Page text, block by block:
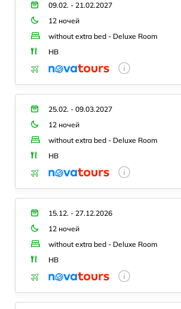
09.02. - 21.02.2027
12 ночей
without extra bed - Deluxe Room
HB
25.02. - 09.03.2027
12 ночей
without extra bed - Deluxe Room
HB
15.12. - 27.12.2026
12 ночей
without extra bed - Deluxe Room
HB